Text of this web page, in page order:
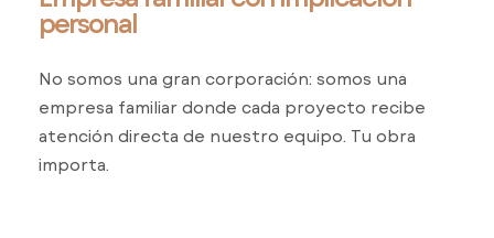
personal
No somos una gran corporación: somos una
empresa familiar donde cada proyecto recibe
atención directa de nuestro equipo. Tu obra
importa.